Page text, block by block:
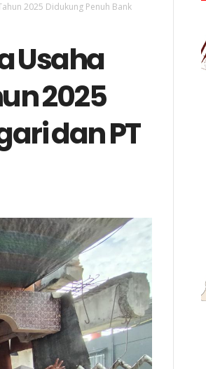
2025 Didukung Penuh Bank
Usaha
2025
dan PT